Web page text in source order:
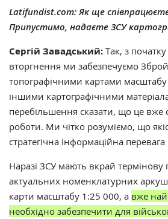
Latifundist.com:Як ще
Припустимо, надаєте ЗСУ
Сергій Завадський: Так, з
вторгнення ми забезпечуємо
топографічними картами
іншими картографічними
перебільшення сказати, що це
роботи. Ми чітко розуміємо, що
стратегічна інформаційна
Наразі ЗСУ мають вкрай термінову
актуальних номенклатурних
карти масштабу 1:25 000, а вже
необхідно забезпечити для